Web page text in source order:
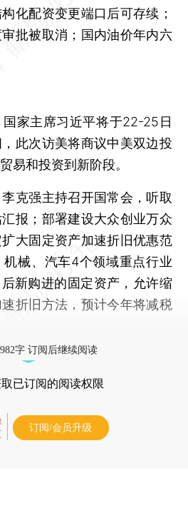
化配资变更端口后可存续；
批被取消；国内油价年内六
家主席习近平将于22-25日
此次访美将商议中美双边投
易和投资到新阶段。
强主持召开国常会，听取
报；部署建设大众创业万众
大固定资产加速折旧优惠范
机械、汽车4个领域重点行业
新购进的固定资产，允许缩
折旧方法，预计今年将减税
字 订阅后继续阅读
取已订阅的阅读权限
订阅/会员升级